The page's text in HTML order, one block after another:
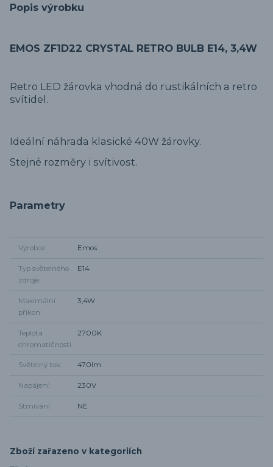
Popis výrobku
EMOS ZF1D22 CRYSTAL RETRO BULB E14, 3,4W
Retro LED žárovka vhodná do rustikálních a retro
svítidel.
Ideální náhrada klasické 40W žárovky.
Stejné rozměry i svítivost.
Parametry
Výrobce Emos
Typ světelného
zdroje
E14
Maximální
příkon
3,4W
Teplota
chromatičnosti
2700K
Světelný tok 470lm
Napájení 230V
Stmívání NE
Zboží zařazeno v kategoriích